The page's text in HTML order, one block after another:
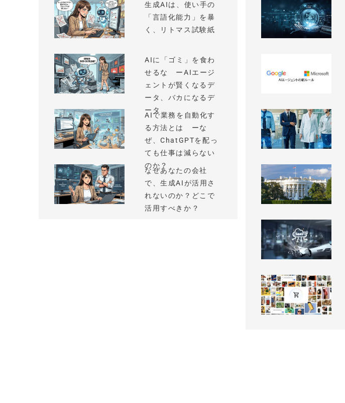
生成AIは、使い手の
「言語化能力」を暴
く、リトマス試験紙
AIに「ゴミ」を食わ
せるな ーAIエージ
ェントが賢くなるデ
ータ、バカになるデ
ータ
AIで業務を自動化す
る方法とは ーな
ぜ、ChatGPTを配っ
ても仕事は減らない
のか？
なぜあなたの会社
で、生成AIが活用さ
れないのか？どこで
活用すべきか？